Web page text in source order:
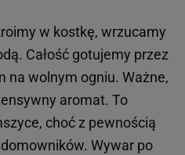
w kostkę, wrzucamy
Całość gotujemy przez
na wolnym ogniu. Ważne,
aromat. To
choć z pewnością
Wywar po